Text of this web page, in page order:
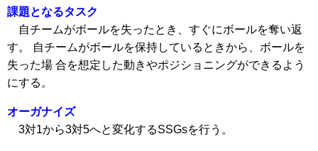
課題となるタスク
自チームがボールを失ったとき、すぐにボールを奪い返
す。 自チームがボールを保持しているときから、ボールを
失った場 合を想定した動きやポジショニングができるよう
にする。
オーガナイズ
3対1から3対5へと変化するSSGsを行う。